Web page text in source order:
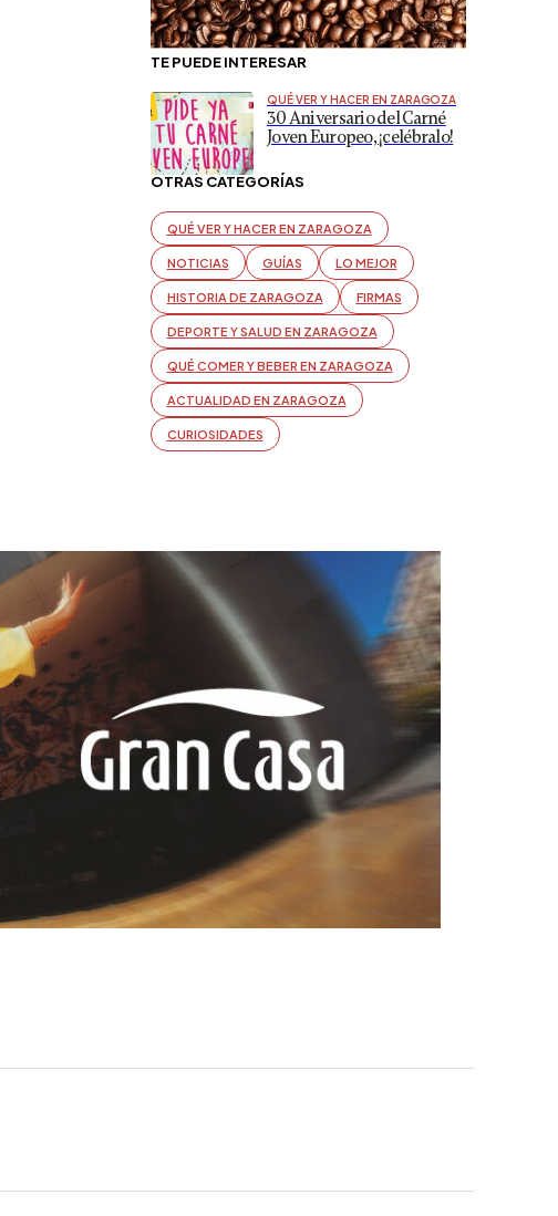
TE PUEDE INTERESAR
QUÉ VER Y HACER EN ZARAGOZA
30 Aniversario del Carné
Joven Europeo, ¡celébralo!
OTRAS CATEGORÍAS
QUÉ VER Y HACER EN ZARAGOZA
NOTICIAS GUÍAS LO MEJOR
HISTORIA DE ZARAGOZA FIRMAS
DEPORTE Y SALUD EN ZARAGOZA
QUÉ COMER Y BEBER EN ZARAGOZA
ACTUALIDAD EN ZARAGOZA
CURIOSIDADES